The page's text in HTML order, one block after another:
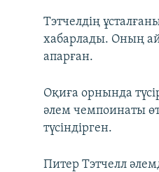
Тэтчелдің
хабарлады. Оның
апарған.
Оқиға орнында
әлем чемпоинаты
түсіндірген.
Питер Тэтчелл